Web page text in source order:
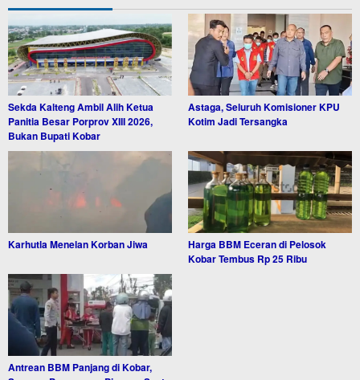
Sekda Kalteng Ambil Alih Ketua
Panitia Besar Porprov XIII 2026,
Bukan Bupati Kobar
Astaga, Seluruh Komisioner KPU
Kotim Jadi Tersangka
Karhutla Menelan Korban Jiwa
Harga BBM Eceran di Pelosok
Kobar Tembus Rp 25 Ribu
Antrean BBM Panjang di Kobar,